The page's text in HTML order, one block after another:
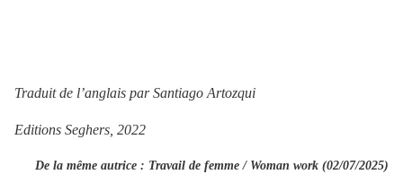
Traduit de l’anglais par Santiago Artozqui
Editions Seghers, 2022
De la même autrice : Travail de femme / Woman work (02/07/2025)